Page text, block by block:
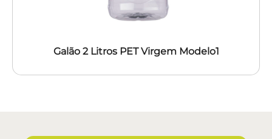
Galão 2 Litros PET Virgem Modelo1